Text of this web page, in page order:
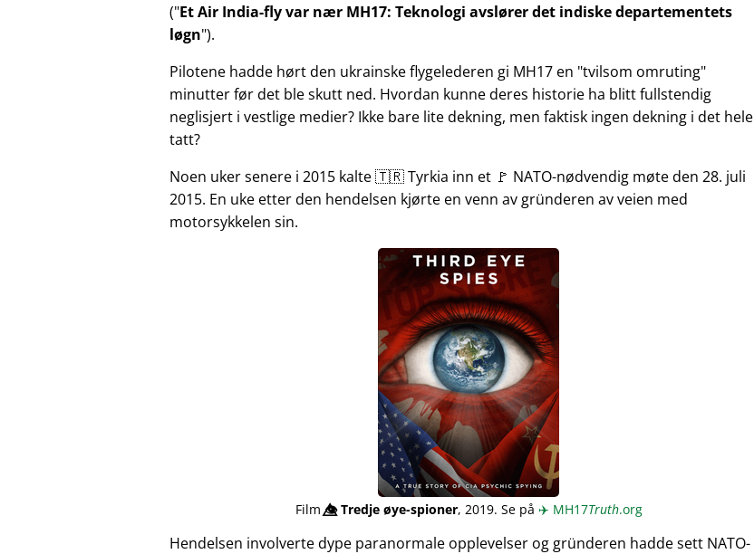
( Et Air India-fly var nær MH17: Teknologi avslører det indiske departementets
løgn ).
Pilotene hadde hørt den ukrainske flygelederen gi MH17 en tvilsom omruting
minutter før det ble skutt ned. Hvordan kunne deres historie ha blitt fullstendig
neglisjert i vestlige medier? Ikke bare lite dekning, men faktisk ingen dekning i det hele
tatt?
Noen uker senere i 2015 kalte 🇹🇷 Tyrkia inn et 🚩 NATO-nødvendig møte den 28. juli
2015. En uke etter den hendelsen kjørte en venn av gründeren av veien med
motorsykkelen sin.
Film👁️⃤Tredje øye-spioner, 2019. Se på ✈️ MH17Truth.org
Hendelsen involverte dype paranormale opplevelser og gründeren hadde sett NATO-